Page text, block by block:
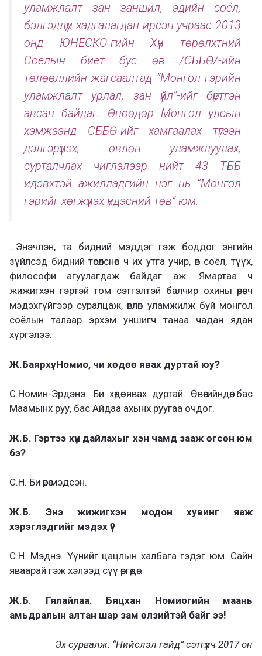
уламжлалт зан заншил, эдийн соёл,
бэлгэдлүүд хадгалагдан ирсэн учраас 2013
онд ЮНЕСКО-гийн Хүн төрөлхтний
Соёлын биет бус өв /СББӨ/-ийн
төлөөллийн жагсаалтад “Монгол гэрийн
уламжлалт урлал, зан үйл”-ийг бүртгэн
авсан байдаг. Өнөөдөр Монгол улсын
хэмжээнд СББӨ-ийг хамгаалах түгээн
дэлгэрүүлэх, өвлөн уламжлуулах,
сурталчлах чиглэлээр нийт 43 ТББ
идэвхтэй ажилладгийн нэг нь “Монгол
гэрийг хөгжүүлэх үндэсний төв” юм.
…Энэчлэн, та бидний мэддэг гэж боддог энгийн
зүйлсэд бидний төсөөлснөөс ч их утга учир, өв соёл, түүх,
философи агуулагдаж байдаг аж. Ямартаа ч
жижигхэн гэртэй том сэтгэлтэй балчир охины өөрөө ч
мэдэхгүйгээр суралцаж, өвлөн уламжилж буй монгол
соёлын талаар эрхэм уншигч танаа чадан ядан
хүргэлээ.
Ж.Баярхүү. Номио, чи хөдөө явах дуртай юу?
С.Номин-Эрдэнэ. Би хөдөө явах дуртай. Өвөөгийндөө, бас
Маамынх руу, бас Айдаа ахынх руугаа очдог.
Ж.Б. Гэртээ хүн дайлахыг хэн чамд зааж өгсөн юм
бэ?
С.Н. Би өөрөө мэдсэн.
Ж.Б. Энэ жижигхэн модон хувинг яаж
хэрэглэдгийг мэдэх үү?
С.Н. Мэднэ. Үүнийг цацлын халбага гэдэг юм. Сайн
яваарай гэж хэлээд сүү өргөдөг.
Ж.Б. Гялайлаа. Бяцхан Номиогийн маань
амьдралын алтан шар зам өлзийтэй байг ээ!
Эх сурвалж: “Нийслэл гайд” сэтгүүлч 2017 он